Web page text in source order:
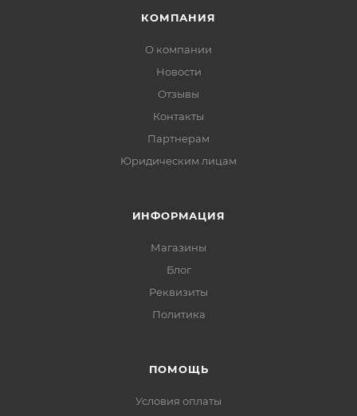
КОМПАНИЯ
О компании
Новости
Отзывы
Контакты
Партнерам
Юридическим лицам
ИНФОРМАЦИЯ
Магазины
Блог
Реквизиты
Политика
ПОМОЩЬ
Условия оплаты